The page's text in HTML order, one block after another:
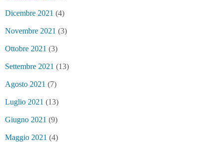
Dicembre 2021 (4)
Novembre 2021 (3)
Ottobre 2021 (3)
Settembre 2021 (13)
Agosto 2021 (7)
Luglio 2021 (13)
Giugno 2021 (9)
Maggio 2021 (4)